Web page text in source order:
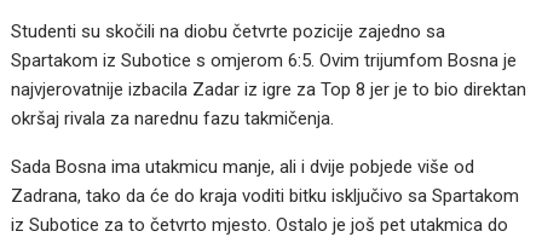
Studenti su skočili na diobu četvrte pozicije zajedno sa
Spartakom iz Subotice s omjerom 6:5. Ovim trijumfom Bosna je
najvjerovatnije izbacila Zadar iz igre za Top 8 jer je to bio direktan
okršaj rivala za narednu fazu takmičenja.
Sada Bosna ima utakmicu manje, ali i dvije pobjede više od
Zadrana, tako da će do kraja voditi bitku isključivo sa Spartakom
iz Subotice za to četvrto mjesto. Ostalo je još pet utakmica do